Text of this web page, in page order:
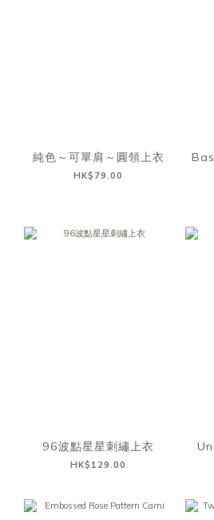
純色～可單肩～圓領上衣
HK$79.00
96波點星星刺繡上衣
HK$129.00